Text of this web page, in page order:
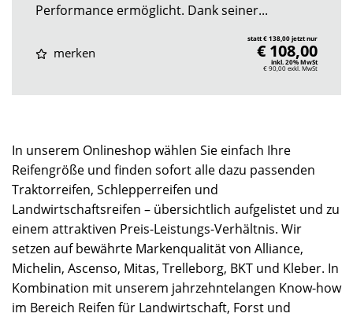
Performance ermöglicht. Dank seiner...
merken
statt € 138,00 jetzt nur
€ 108,00
inkl. 20% MwSt
€ 90,00exkl. MwSt
In unserem Onlineshop wählen Sie einfach Ihre
Reifengröße und finden sofort alle dazu passenden
Traktorreifen, Schlepperreifen und
Landwirtschaftsreifen – übersichtlich aufgelistet und zu
einem attraktiven Preis-Leistungs-Verhältnis. Wir
setzen auf bewährte Markenqualität von Alliance,
Michelin, Ascenso, Mitas, Trelleborg, BKT und Kleber. In
Kombination mit unserem jahrzehntelangen Know-how
im Bereich Reifen für Landwirtschaft, Forst und